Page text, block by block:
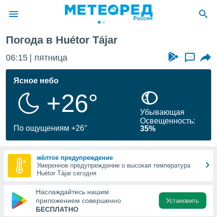
о
Вы можете
к этому
доступ
Погода в Huétor Tájar
06:15 пятница ...
Ясное небо
+26°
По ощущениям +26°
Убывающая
Освещенность:
35%
жёлтое предупреждение
Умеренное предупреждение о высокая температура
Huétor Tájar сегодня
Наслаждайтесь нашим
приложением совершенно
БЕСПЛАТНО
Установить